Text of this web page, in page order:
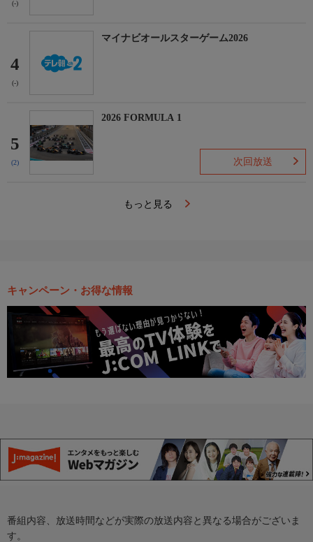
(-)
4
(-)
マイナビオールスターゲーム2026
5
(2)
2026 FORMULA 1
次回放送
もっと見る
キャンペーン・お得な情報
番組内容、放送時間などが実際の放送内容と異なる場合がございま
す。